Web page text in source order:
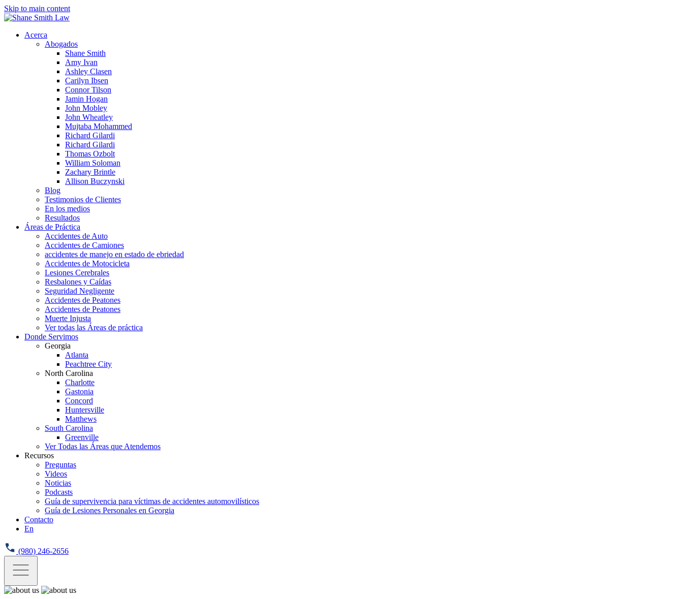
Skip to main content
Acerca
Abogados
Shane Smith
Amy Ivan
Ashley Clasen
Carilyn Ibsen
Connor Tilson
Jamin Hogan
John Mobley
John Wheatley
Mujtaba Mohammed
Richard Gilardi
Richard Gilardi
Thomas Ozbolt
William Soloman
Zachary Brintle
Allison Buczynski
Blog
Testimonios de Clientes
En los medios
Resultados
Áreas de Práctica
Accidentes de Auto
Accidentes de Camiones
accidentes de manejo en estado de ebriedad
Accidentes de Motocicleta
Lesiones Cerebrales
Resbalones y Caídas
Seguridad Negligente
Accidentes de Peatones
Accidentes de Peatones
Muerte Injusta
Ver todas las Áreas de práctica
Donde Servimos
Georgia
Atlanta
Peachtree City
North Carolina
Charlotte
Gastonia
Concord
Huntersville
Matthews
South Carolina
Greenville
Ver Todas las Áreas que Atendemos
Recursos
Preguntas
Videos
Noticias
Podcasts
Guía de supervivencia para víctimas de accidentes automovilísticos
Guía de Lesiones Personales en Georgia
Contacto
En
(980) 246-2656